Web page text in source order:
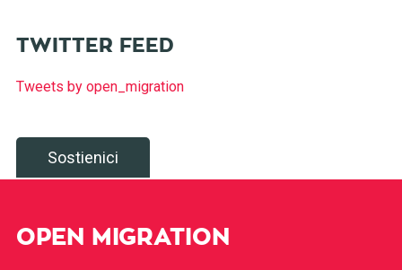
TWITTER FEED
Tweets by open_migration
Sostienici
OPEN MIGRATION